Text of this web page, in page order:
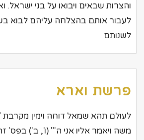
והצרות שבאים ויבואו על בני ישראל.
לעבור אותם בהצלחה עליהם לבוא
לשנותם
פרשת וארא
לעולם תהא שמאל דוחה וימין מקרבת
משה ויאמר אליו אני ה'" (ו', ב') בפס'